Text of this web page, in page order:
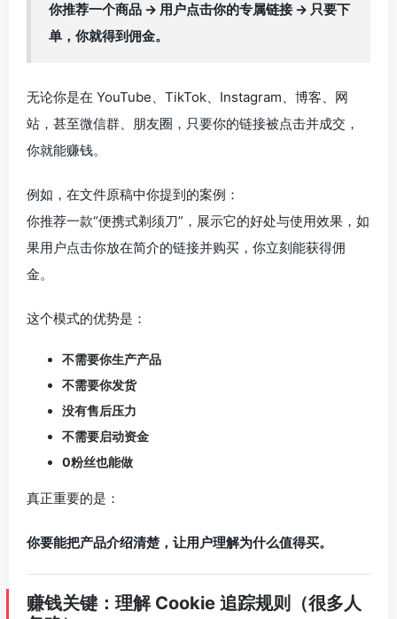
你推荐一个商品 → 用户点击你的专属链接 → 只要下
单，你就得到佣金。
无论你是在 YouTube、TikTok、Instagram、博客、网
站，甚至微信群、朋友圈，只要你的链接被点击并成交，
你就能赚钱。
例如，在文件原稿中你提到的案例：
你推荐一款“便携式剃须刀”，展示它的好处与使用效果，如
果用户点击你放在简介的链接并购买，你立刻能获得佣
金。
这个模式的优势是：
不需要你生产产品
不需要你发货
没有售后压力
不需要启动资金
0粉丝也能做
真正重要的是：
你要能把产品介绍清楚，让用户理解为什么值得买。
赚钱关键：理解 Cookie 追踪规则（很多人